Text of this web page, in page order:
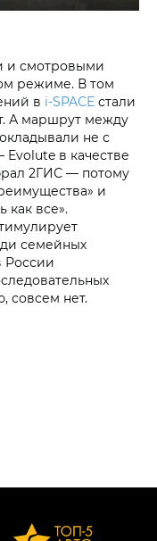
и смотровыми
режиме. В том
в i‑SPACE стали
А маршрут между
не с
в качестве
2ГИС — потому
и
как все».
семейных
России
совсем нет.